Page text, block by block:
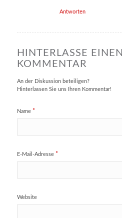
Antworten
HINTERLASSE EINEN
KOMMENTAR
An der Diskussion beteiligen?
Hinterlassen Sie uns Ihren Kommentar!
Name *
E-Mail-Adresse *
Website